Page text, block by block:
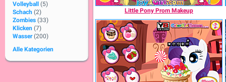
Volleyball
(5)
Schach (2)
Zombies (33)
Klicken (7)
Wasser (200)
Alle Kategorien
Little Pony Prom Makeup